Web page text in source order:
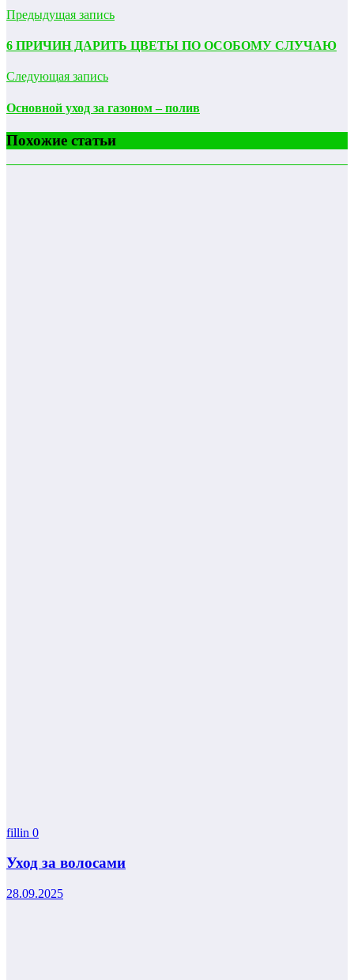
Предыдущая запись
6 ПРИЧИН ДАРИТЬ ЦВЕТЫ ПО ОСОБОМУ СЛУЧАЮ
Следующая запись
Основной уход за газоном – полив
Похожие статьи
fillin 0
Уход за волосами
28.09.2025